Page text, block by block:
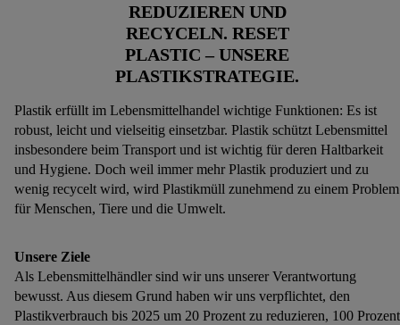
REDUZIEREN UND
RECYCELN. RESET
PLASTIC – UNSERE
PLASTIKSTRATEGIE.
Plastik erfüllt im Lebensmittelhandel wichtige Funktionen: Es ist
robust, leicht und vielseitig einsetzbar. Plastik schützt Lebensmittel
insbesondere beim Transport und ist wichtig für deren Haltbarkeit
und Hygiene. Doch weil immer mehr Plastik produziert und zu
wenig recycelt wird, wird Plastikmüll zunehmend zu einem Problem
für Menschen, Tiere und die Umwelt.
Unsere Ziele
Als Lebensmittelhändler sind wir uns unserer Verantwortung
bewusst. Aus diesem Grund haben wir uns verpflichtet, den
Plastikverbrauch bis 2025 um 20 Prozent zu reduzieren, 100 Prozent